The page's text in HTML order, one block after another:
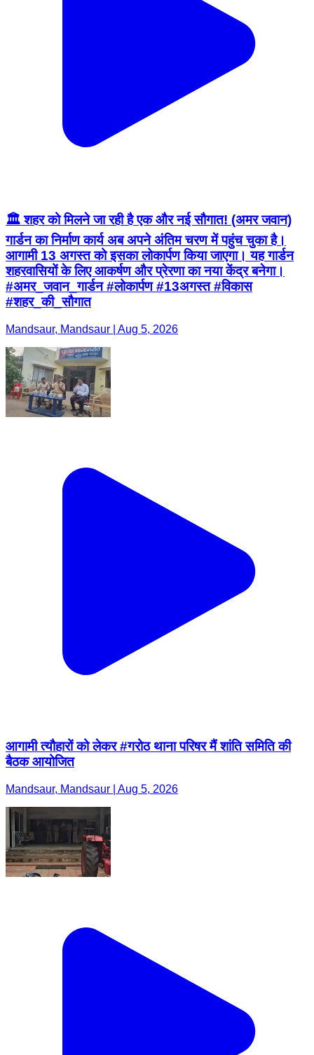
🏛️ शहर को मिलने जा रही है एक और नई सौगात! (अमर जवान)
गार्डन का निर्माण कार्य अब अपने अंतिम चरण में पहुंच चुका है।
आगामी 13 अगस्त को इसका लोकार्पण किया जाएगा। यह गार्डन
शहरवासियों के लिए आकर्षण और प्रेरणा का नया केंद्र बनेगा।
#अमर_जवान_गार्डन #लोकार्पण #13अगस्त #विकास
#शहर_की_सौगात
Mandsaur, Mandsaur | Aug 5, 2026
आगामी त्यौहारों को लेकर #गरोठ थाना परिषर मैं शांति समिति की
बैठक आयोजित
Mandsaur, Mandsaur | Aug 5, 2026